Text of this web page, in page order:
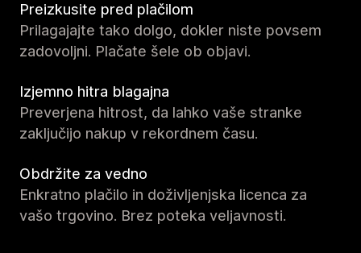
Preizkusite pred plačilom
Prilagajajte tako dolgo, dokler niste povsem
zadovoljni. Plačate šele ob objavi.
Izjemno hitra blagajna
Preverjena hitrost, da lahko vaše stranke
zaključijo nakup v rekordnem času.
Obdržite za vedno
Enkratno plačilo in doživljenjska licenca za
vašo trgovino. Brez poteka veljavnosti.